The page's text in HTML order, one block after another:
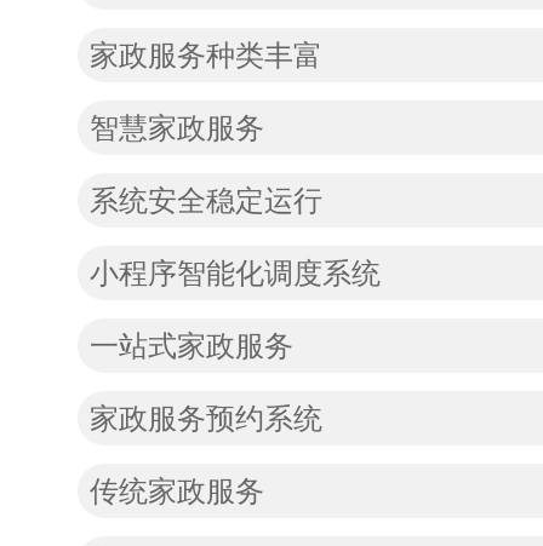
家政服务种类丰富
智慧家政服务
系统安全稳定运行
小程序智能化调度系统
一站式家政服务
家政服务预约系统
传统家政服务